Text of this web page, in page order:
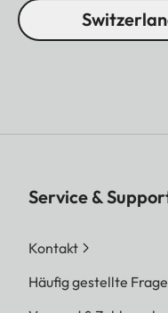
Service &
Kontakt
Häufig gestellte